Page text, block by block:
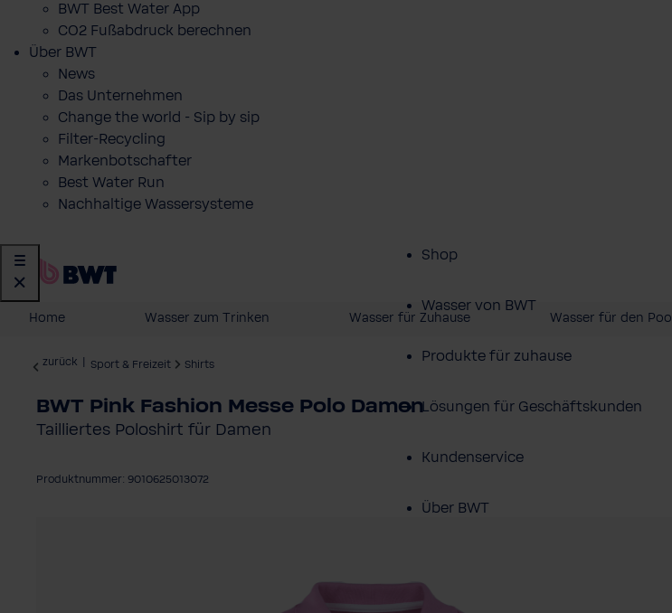
BWT Best Water App
CO2 Fußabdruck berechnen
Über BWT
News
Das Unternehmen
Change the world - Sip by sip
Filter-Recycling
Markenbotschafter
Best Water Run
Nachhaltige Wassersysteme
Shop
Wasser von BWT
Produkte für zuhause
Lösungen für Geschäftskunden
Kundenservice
Über BWT
Home Wasser zum Trinken Wasser für Zuhause Wasser für den Pool
zurück Sport & Freizeit Shirts
BWT Pink Fashion Messe Polo Damen
Tailliertes Poloshirt für Damen
Produktnummer: 9010625013072